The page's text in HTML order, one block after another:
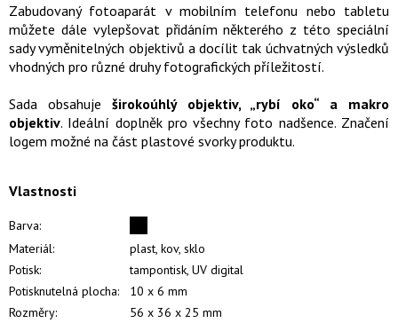
Zabudovaný fotoaparát v mobilním telefonu nebo tabletu
můžete dále vylepšovat přidáním některého z této speciální
sady vyměnitelných objektivů a docílit tak úchvatných výsledků
vhodných pro různé druhy fotografických příležitostí.
Sada obsahuje širokoúhlý objektiv, „rybí oko“ a makro
objektiv. Ideální doplněk pro všechny foto nadšence. Značení
logem možné na část plastové svorky produktu.
Vlastnosti
Barva:
Materiál:
plast, kov, sklo
Potisk:
tampontisk, UV digital
Potisknutelná plocha:
10 x 6 mm
Rozměry:
56 x 36 x 25 mm